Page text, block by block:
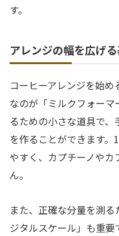
す。
アレンジの幅を広げ
コーヒーアレンジを始
なのが「ミルクフォー
るための小さな道具で
を作ることができます。
やすく、カプチーノや
ん。
また、正確な分量を測
ジタルスケール」も重